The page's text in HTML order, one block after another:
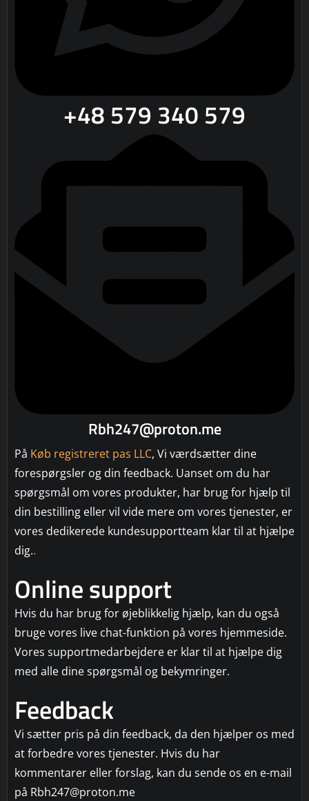
+48 579 340 579
Rbh247@proton.me
På Køb registreret pas LLC, Vi værdsætter dine
forespørgsler og din feedback. Uanset om du har
spørgsmål om vores produkter, har brug for hjælp til
din bestilling eller vil vide mere om vores tjenester, er
vores dedikerede kundesupportteam klar til at hjælpe
dig..
Online support
Hvis du har brug for øjeblikkelig hjælp, kan du også
bruge vores live chat-funktion på vores hjemmeside.
Vores supportmedarbejdere er klar til at hjælpe dig
med alle dine spørgsmål og bekymringer.
Feedback
Vi sætter pris på din feedback, da den hjælper os med
at forbedre vores tjenester. Hvis du har
kommentarer eller forslag, kan du sende os en e-mail
på Rbh247@proton.me